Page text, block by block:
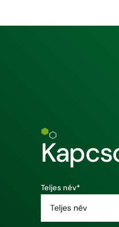
Teljes név*